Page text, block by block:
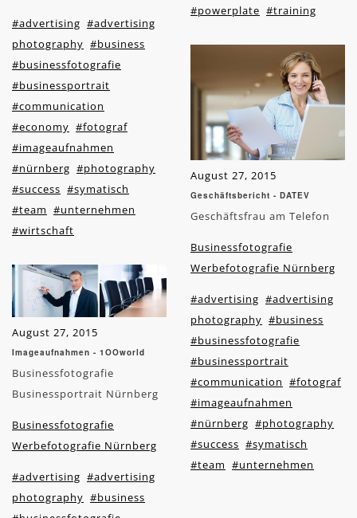
#advertising #advertising
photography #business
#businessfotografie
#businessportrait
#communication
#economy #fotograf
#imageaufnahmen
#nürnberg #photography
#success #symatisch
#team #unternehmen
#wirtschaft
August 27, 2015
Imageaufnahmen - 1OOworld
Businessfotografie
Businessportrait Nürnberg
Businessfotografie
Werbefotografie Nürnberg
#advertising #advertising
photography #business
#powerplate #training
August 27, 2015
Geschäftsbericht - DATEV
Geschäftsfrau am Telefon
Businessfotografie
Werbefotografie Nürnberg
#advertising #advertising
photography #business
#businessfotografie
#businessportrait
#communication #fotograf
#imageaufnahmen
#nürnberg #photography
#success #symatisch
#team #unternehmen